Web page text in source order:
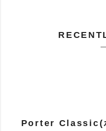
Porter Classic(